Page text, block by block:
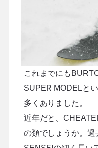
これまでにも
SUPER MODELと
多くありました。
近年だと、
の類でしょうか。過